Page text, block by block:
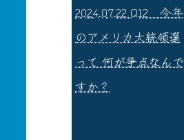
2024.07.22 Q12 今年
のアメリカ大統領選
って 何が争点なんで
すか？